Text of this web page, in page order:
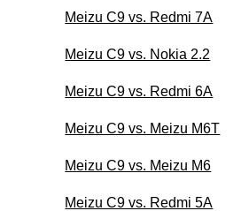
Meizu C9 vs. Redmi 7A
Meizu C9 vs. Nokia 2.2
Meizu C9 vs. Redmi 6A
Meizu C9 vs. Meizu M6T
Meizu C9 vs. Meizu M6
Meizu C9 vs. Redmi 5A